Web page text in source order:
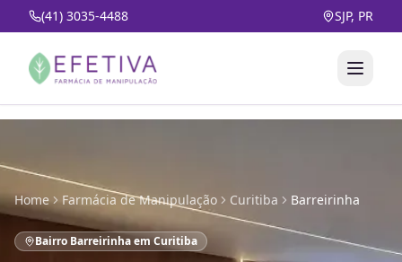
(41) 3035-4488 SJP, PR
Home Farmácia de Manipulação Curitiba Barreirinha
Bairro Barreirinha em Curitiba